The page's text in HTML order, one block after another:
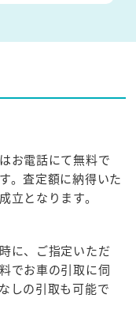
お電話にて無料で
。査定額に納得いた
立となります。
に、ご指定いただ
でお車の引取に伺
しの引取も可能で